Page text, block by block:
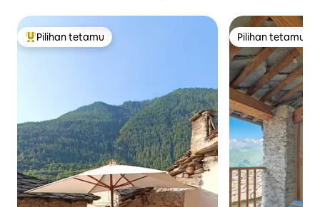
Pilihan utama tetamu
Pilihan tetamu Pilihan tetamu
Pilihan tetamu